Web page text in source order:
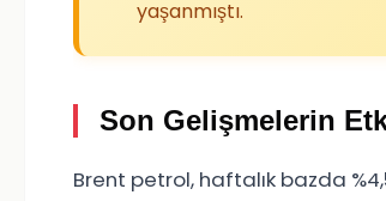
yaşanmıştı.
Son Gelişmelerin
Brent petrol, haftalık bazda